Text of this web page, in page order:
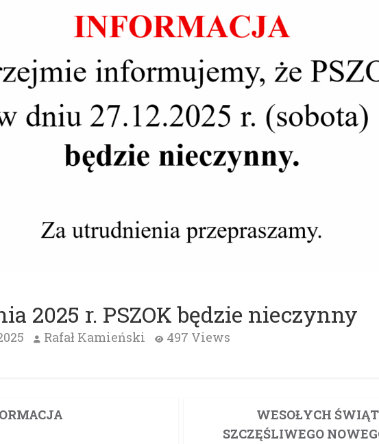
2025 r. PSZOK będzie nieczynny
Rafał Kamieński 497 Views
WESOŁYCH
SZCZĘŚLIWEGO